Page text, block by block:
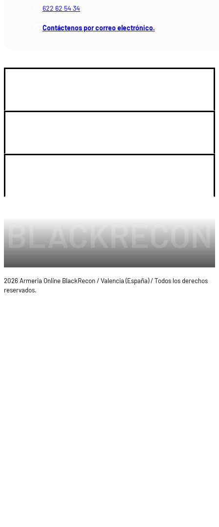
622 62 54 34
Contáctenos por correo electrónico.
2026 Armeria Online BlackRecon / Valencia (España) / Todos los derechos
reservados.